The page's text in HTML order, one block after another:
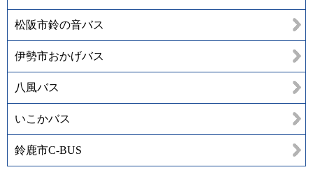
松阪市鈴の音バス
伊勢市おかげバス
八風バス
いこかバス
鈴鹿市C-BUS